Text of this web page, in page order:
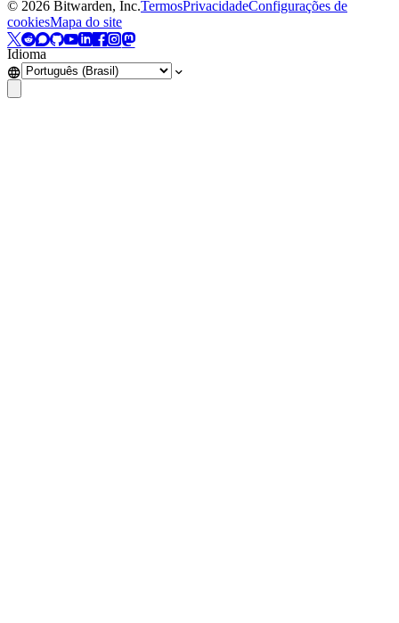
© 2026 Bitwarden, Inc.TermosPrivacidadeConfigurações de
cookiesMapa do site
Idioma